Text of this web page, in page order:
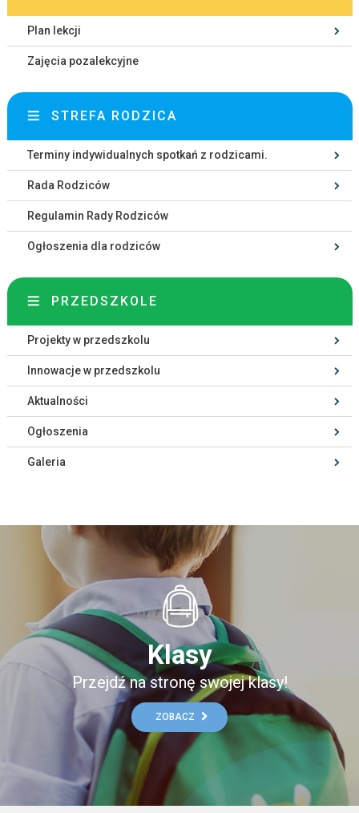
Plan lekcji
Zajęcia pozalekcyjne
STREFA RODZICA
Terminy indywidualnych spotkań z rodzicami.
Rada Rodziców
Regulamin Rady Rodziców
Ogłoszenia dla rodziców
PRZEDSZKOLE
Projekty w przedszkolu
Innowacje w przedszkolu
Aktualności
Ogłoszenia
Galeria
Klasy
Przejdź na stronę swojej klasy!
ZOBACZ